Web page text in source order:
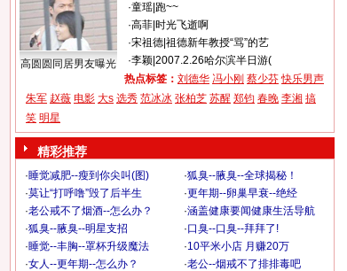
高圆圆同居男友曝光
·童瑶| 跑~~
·高菲| 时光飞逝啊
·宋祖德| 祖德新年教授“骂”的艺
·李颖| 2007.2.26哈尔滨半日游(
热点标签： 刘德华 冯小刚 蔡少芬 快乐男声
朱军 赵薇 电影 大s 选秀 范冰冰 张柏芝 苏醒 郑钧 春晚 李湘 搞
笑 明星
精彩推荐
·睡觉减肥--瘦到你尖叫(图) ·狐臭--腋臭--全球揭秘！
·莫让“打呼噜”毁了后半生 ·更年期--卵巢早衰--绝经
·老公戒不了烟酒--怎么办？ ·涵盖健康要闻健康生活导航
·狐臭--腋臭--明星支招 ·口臭--口臭--拜拜了!
·睡觉--丰胸--罩杯升级魔法 ·10平米小店 月赚20万
·女人--更年期--怎么办？ ·老公--烟戒不了排排毒吧